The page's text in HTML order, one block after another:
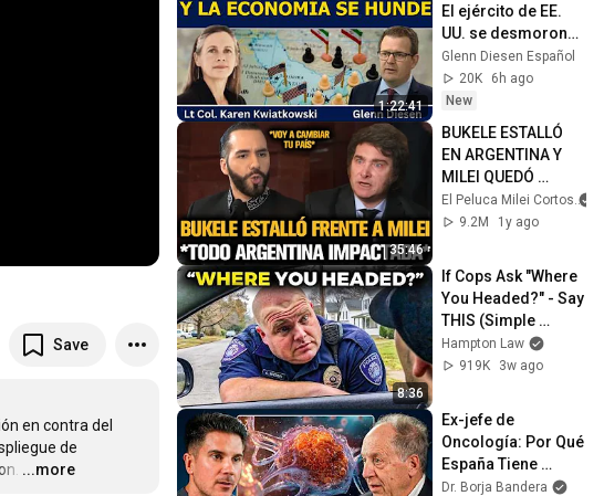
Save
en contra del
de
…
...more
1:22:41
El ejército de EE.
UU. se desmorona
y la economía se
hunde
Glenn Diesen Español
20K
6h ago
New
35:46
BUKELE ESTALLÓ
EN ARGENTINA Y
MILEI QUEDÓ
IMPACTADO
El Peluca Milei Cortos
9.2M
1y ago
8:36
If Cops Ask "Where
You Headed?" - Say
THIS (Simple
Phrase)
Hampton Law
919K
3w ago
Ex-jefe de
Oncología: Por Qué
España Tiene
Tantos Casos de
Dr. Borja Bandera